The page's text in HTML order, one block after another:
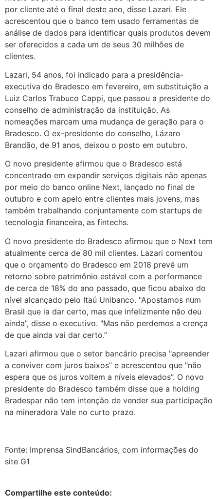
por cliente até o final deste ano, disse Lazari. Ele
acrescentou que o banco tem usado ferramentas de
análise de dados para identificar quais produtos devem
ser oferecidos a cada um de seus 30 milhões de
clientes.
Lazari, 54 anos, foi indicado para a presidência-
executiva do Bradesco em fevereiro, em substituição a
Luiz Carlos Trabuco Cappi, que passou a presidente do
conselho de administração da instituição. As
nomeações marcam uma mudança de geração para o
Bradesco. O ex-presidente do conselho, Lázaro
Brandão, de 91 anos, deixou o posto em outubro.
O novo presidente afirmou que o Bradesco está
concentrado em expandir serviços digitais não apenas
por meio do banco online Next, lançado no final de
outubro e com apelo entre clientes mais jovens, mas
também trabalhando conjuntamente com startups de
tecnologia financeira, as fintechs.
O novo presidente do Bradesco afirmou que o Next tem
atualmente cerca de 80 mil clientes. Lazari comentou
que o orçamento do Bradesco em 2018 prevê um
retorno sobre patrimônio estável com a performance
de cerca de 18% do ano passado, que ficou abaixo do
nível alcançado pelo Itaú Unibanco. "Apostamos num
Brasil que ia dar certo, mas que infelizmente não deu
ainda”, disse o executivo. "Mas não perdemos a crença
de que ainda vai dar certo.”
Lazari afirmou que o setor bancário precisa "apreender
a conviver com juros baixos” e acrescentou que "não
espera que os juros voltem a níveis elevados”. O novo
presidente do Bradesco também disse que a holding
Bradespar não tem intenção de vender sua participação
na mineradora Vale no curto prazo.
Fonte: Imprensa SindBancários, com informações do
site G1
Compartilhe este conteúdo: